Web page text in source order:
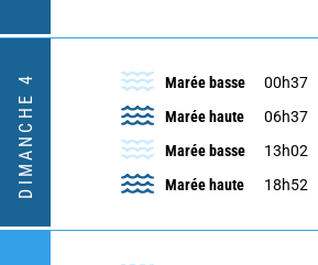
DIMANCHE 4 Marée basse 00h37
Marée haute
06h37
Marée basse 13h02
Marée haute
18h52